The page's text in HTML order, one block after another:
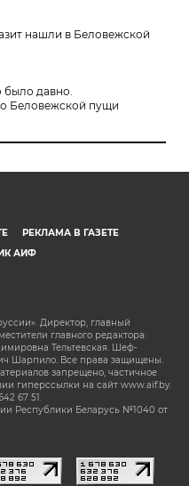
нашли в Беловежской
было давно.
Беловежской пущи
РЕКЛАМА В ГАЗЕТЕ
АИФ
Директор, главный
главного редактора:
Тельтевская. Шеф-
Шарпило. Все права защищены.
запрещено, частичное
гиперссылки на сайт www.aif.by.
67 51.
Республики Беларусь №1040 от